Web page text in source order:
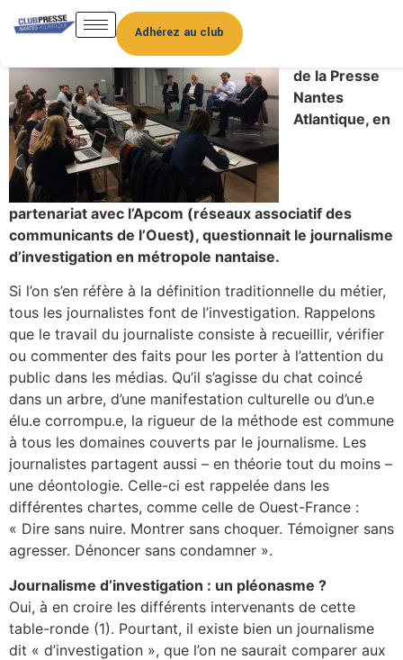
Adhérez au club
de la Presse
Nantes
Atlantique, en
partenariat avec l’Apcom (réseaux associatif des
communicants de l’Ouest), questionnait le journalisme
d’investigation en métropole nantaise.
Si l’on s’en réfère à la définition traditionnelle du métier,
tous les journalistes font de l’investigation. Rappelons
que le travail du journaliste consiste à recueillir, vérifier
ou commenter des faits pour les porter à l’attention du
public dans les médias. Qu’il s’agisse du chat coincé
dans un arbre, d’une manifestation culturelle ou d’un.e
élu.e corrompu.e, la rigueur de la méthode est commune
à tous les domaines couverts par le journalisme. Les
journalistes partagent aussi – en théorie tout du moins –
une déontologie. Celle-ci est rappelée dans les
différentes chartes, comme celle de Ouest-France :
« Dire sans nuire. Montrer sans choquer. Témoigner sans
agresser. Dénoncer sans condamner ».
Journalisme d’investigation : un pléonasme ?
Oui, à en croire les différents intervenants de cette
table-ronde (1). Pourtant, il existe bien un journalisme
dit « d’investigation », que l’on ne saurait comparer aux